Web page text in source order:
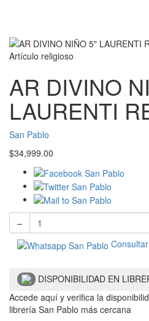
Artículo religioso
AR DIVINO
LAURENTI
San Pablo
$34,999.00
–
DISPONIBILIDAD EN
Accede aquí y verifica la
librería San Pablo más cercana